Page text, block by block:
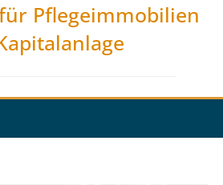
Pflegeimmobilien